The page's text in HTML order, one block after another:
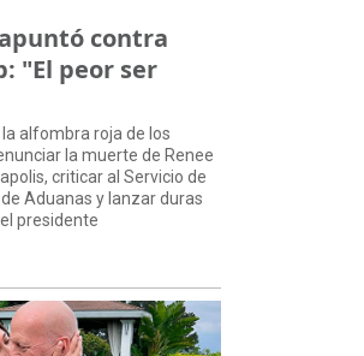
contra
"El peor ser
la alfombra roja de los
la muerte de Renee
criticar al Servicio de
Aduanas y lanzar duras
presidente